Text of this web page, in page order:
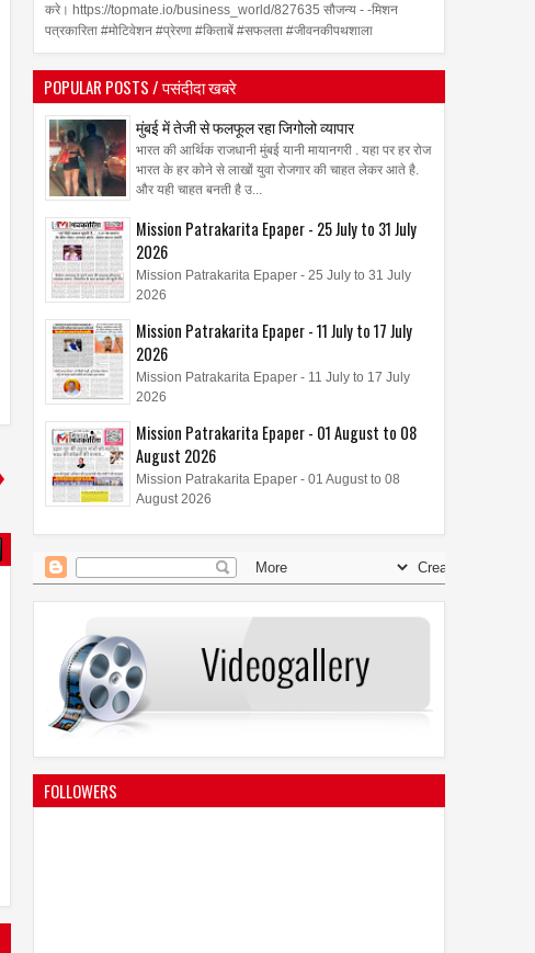
ज़ारा पटेल को पसंद है श्रीदेवी की
अदा, माधुरी का नृत्य और शिल्पा का
आत्मविश्वास
Aug
2026
जूही तिवारी की रही है ज्वेलरी, साड़ी,
ब्रांड्स के विज्ञापनों में प्रभावशाली
02
करे। https://topmate.io/business_world/827635 सौजन्य - -मिशन
पत्रकारिता #मोटिवेशन #प्रेरणा #किताबें #सफलता #जीवनकीपथशाला
POPULAR POSTS / पसंदीदा खबरे
मुंबई में तेजी से फलफूल रहा जिगोलो व्यापार
भारत की आर्थिक राजधानी मुंबई यानी मायानगरी . यहा पर हर रोज
भारत के हर कोने से लाखों युवा रोजगार की चाहत लेकर आते है.
और यही चाहत बनती है उ...
Mission Patrakarita Epaper - 25 July to 31 July
2026
Mission Patrakarita Epaper - 25 July to 31 July
2026
Mission Patrakarita Epaper - 11 July to 17 July
2026
Mission Patrakarita Epaper - 11 July to 17 July
2026
Mission Patrakarita Epaper - 01 August to 08
August 2026
Mission Patrakarita Epaper - 01 August to 08
August 2026
FOLLOWERS